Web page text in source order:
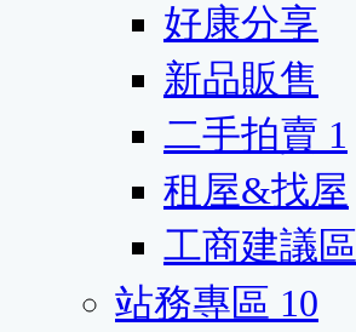
好康分享
新品販售
二手拍賣 1
租屋&找屋
工商建議區
站務專區 10